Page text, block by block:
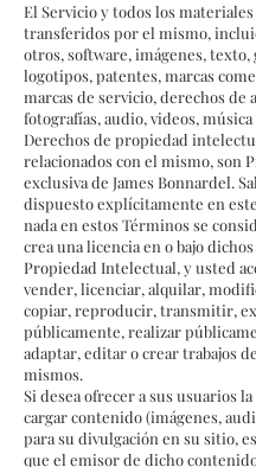
El Servicio y todos los
transferidos por el mismo,
otros, software, imágenes, texto,
logotipos, patentes, marcas
marcas de servicio, derechos de
fotografías, audio, videos,
Derechos de propiedad
relacionados con el mismo, son
exclusiva de James Bonnardel.
dispuesto explícitamente en
nada en estos Términos se
crea una licencia en o bajo
Propiedad Intelectual, y usted
vender, licenciar, alquilar,
copiar, reproducir, transmitir,
públicamente, realizar
adaptar, editar o crear trabajos
mismos.
Si desea ofrecer a sus usuarios
cargar contenido (imágenes,
para su divulgación en su sitio,
que el emisor de dicho